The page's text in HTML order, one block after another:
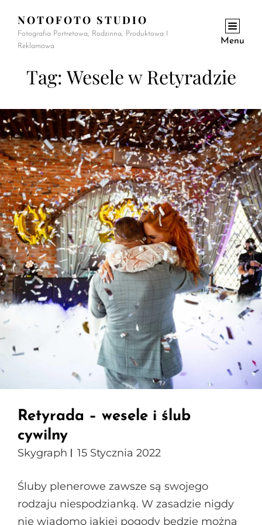
NOTOFOTO STUDIO
Fotografia Portretowa, Rodzinna, Produktowa I
Reklamowa
Menu
Tag:Wesele w Retyradzie
Retyrada – wesele i ślub
cywilny
Skygraph 15 Stycznia 2022
Śluby plenerowe zawsze są swojego
rodzaju niespodzianką. W zasadzie nigdy
nie wiadomo jakiej pogody będzie można